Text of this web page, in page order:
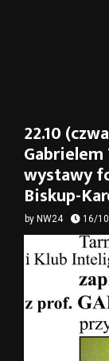
22.10
wystawy
Biskup-
by NW24 16/